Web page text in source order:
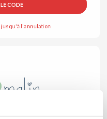
CODE
jusqu'à l'annulation